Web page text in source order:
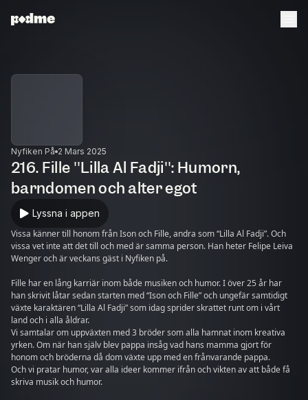
Nyfiken På 2 Mars 2025
216. Fille ''Lilla Al Fadji'': Humorn,
barndomen och alter egot
Lyssna i appen
Vissa känner till honom från Ison och Fille, andra som “Lilla Al Fadji”. Och
vissa vet inte att det till och med är samma person. Han heter Felipe Leiva
Wenger och är veckans gäst i Nyfiken på.
Fille har en lång karriär inom både musiken och humor. I över 25 år har
han skrivit låtar sedan starten med “Ison och Fille” och ungefär samtidigt
växte karaktären “Lilla Al Fadji” som idag sprider skrattet runt om i vårt
land och i alla åldrar.
Vi samtalar om uppväxten med 3 bröder som alla hamnat inom kreativa
yrken. Om när han själv blev pappa insåg vad hans mamma gjort för
honom och bröderna då dom växte upp med en frånvarande pappa.
Och vi pratar humor, var alla ideer kommer ifrån och vikten av att både få
skriva musik och humor.